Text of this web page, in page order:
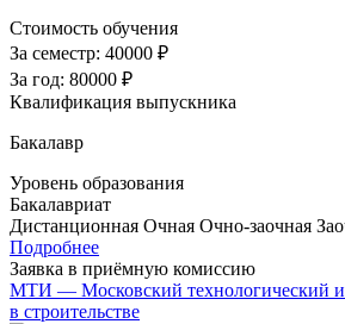
Стоимость обучения
За семестр: 40000 ₽
За год: 80000 ₽
Квалификация выпускника
Бакалавр
Уровень образования
Бакалавриат
Дистанционная Очная Очно-заочная
Подробнее
Заявка в приёмную комиссию
МТИ — Московский технологический
в строительстве